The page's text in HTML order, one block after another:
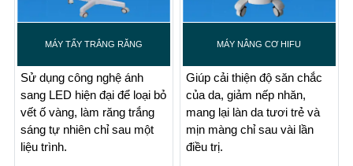
MÁY TẨY TRẮNG RĂNG
Sử dụng công nghệ ánh
sang LED hiện đại để loại bỏ
vết ố vàng, làm răng trắng
sáng tự nhiên chỉ sau một
liệu trình.
MÁY NÂNG CƠ HIFU
Giúp cải thiện độ săn chắc
của da, giảm nếp nhăn,
mang lại làn da tươi trẻ và
mịn màng chỉ sau vài lần
điều trị.